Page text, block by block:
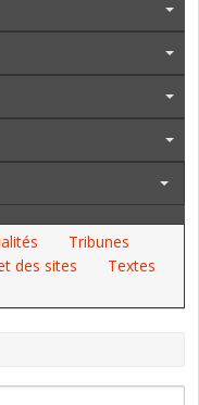
Tribunes
des sites
Textes